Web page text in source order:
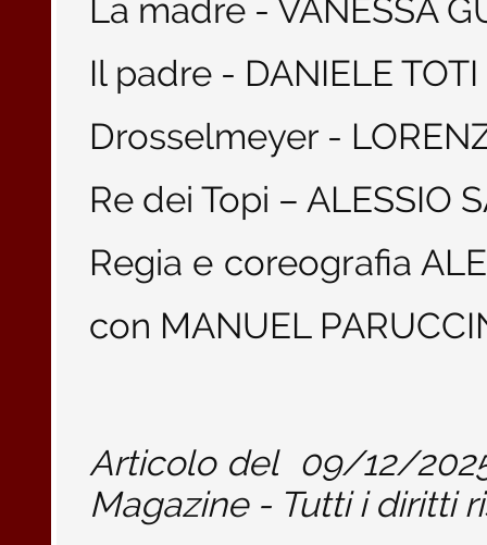
La madre - VANESSA
Il padre - DANIELE TOTI
Drosselmeyer -
Re dei Topi – ALESSIO
Regia e coreografia
con MANUEL
Articolo del 09/12/
Magazine - Tutti i diritti